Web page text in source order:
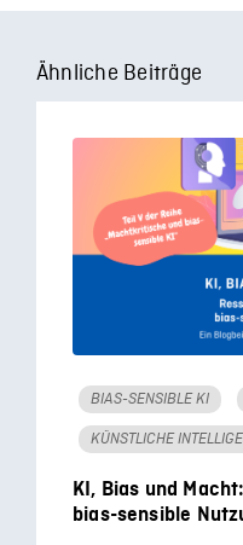
Ähnliche Beiträge
BIAS-SENSIBLE KI
KÜNSTLICHE
KI, Bias und
bias-sensible